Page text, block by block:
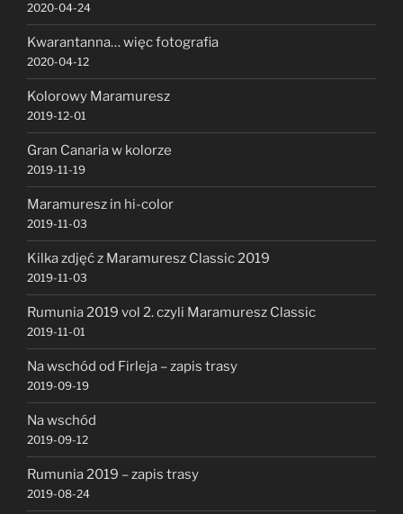
2020-04-24
Kwarantanna… więc fotografia
2020-04-12
Kolorowy Maramuresz
2019-12-01
Gran Canaria w kolorze
2019-11-19
Maramuresz in hi-color
2019-11-03
Kilka zdjęć z Maramuresz Classic 2019
2019-11-03
Rumunia 2019 vol 2. czyli Maramuresz Classic
2019-11-01
Na wschód od Firleja – zapis trasy
2019-09-19
Na wschód
2019-09-12
Rumunia 2019 – zapis trasy
2019-08-24